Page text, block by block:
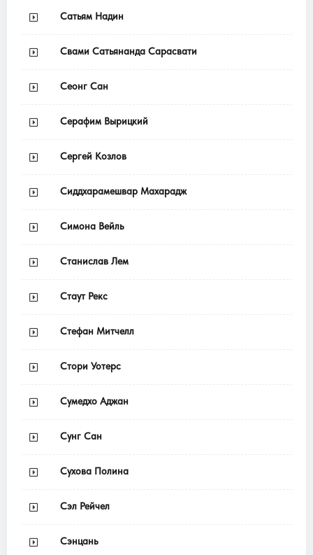
Сатьям Надин
Свами Сатьянанда Сарасвати
Сеонг Сан
Серафим Вырицкий
Сергей Козлов
Сиддхарамешвар Махарадж
Симона Вейль
Станислав Лем
Стаут Рекс
Стефан Митчелл
Стори Уотерс
Сумедхо Аджан
Сунг Сан
Сухова Полина
Сэл Рейчел
Сэнцань